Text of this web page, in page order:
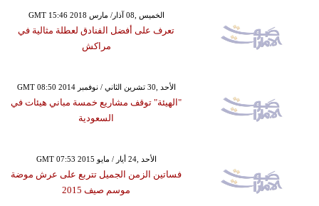
GMT 15:46 2018 الخميس ,08 آذار/ مارس
تعرف على أفضل الفنادق لعطلة مثالية في
مراكش
GMT 08:50 2014 الأحد ,30 تشرين الثاني / نوفمبر
"الهيئة" توقف مشاريع خمسة مباني هيئات في
السعودية
GMT 07:53 2015 الأحد ,24 أيار / مايو
فساتين الزمن الجميل تتربع على عرش موضة
موسم صيف 2015